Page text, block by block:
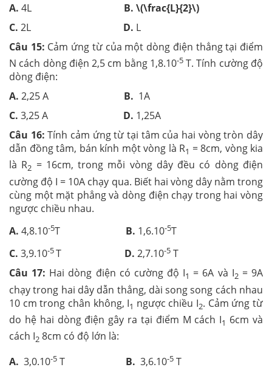
A. 4L B. \(\frac{L}{2}\)
C. 2L D. L
Câu 15: Cảm ứng từ của một dòng điện thẳng tại điểm
N cách dòng điện 2,5 cm bằng 1,8.10-5T. Tính cường độ
dòng điện:
A. 2,25 A B. 1A
C. 3,25 A D. 1,25A
Câu 16: Tính cảm ứng từ tại tâm của hai vòng tròn dây
dẫn đồng tâm, bán kính một vòng là R1 = 8cm, vòng kia
là R2 = 16cm, trong mỗi vòng dây đều có dòng điện
cường độ I = 10A chạy qua. Biết hai vòng dây nằm trong
cùng một mặt phẳng và dòng điện chạy trong hai vòng
ngược chiều nhau.
A. 4,8.10-5T B. 1,6.10-5T
C. 3,9.10-5T D. 2,7.10-5 T
Câu 17: Hai dòng điện có cường độ I1 = 6A và I2= 9A
chạy trong hai dây dẫn thẳng, dài song song cách nhau
10 cm trong chân không, I1 ngược chiều I2. Cảm ứng từ
do hệ hai dòng điện gây ra tại điểm M cách I1 6cm và
cách I2 8cm có độ lớn là:
A. 3,0.10-5 T B. 3,6.10-5 T